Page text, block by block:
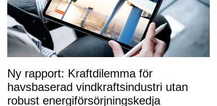
Ny rapport: Kraftdilemma för
havsbaserad vindkraftsindustri utan
robust energiförsörjningskedja